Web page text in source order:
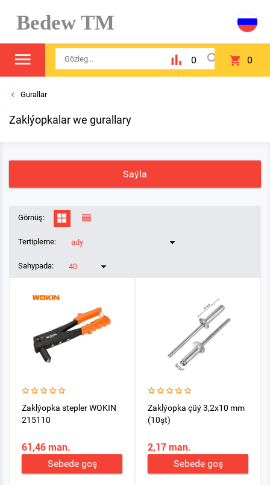
Bedew TM
0 0
Gurallar
Zaklýopkalar we gurallary
Saýla
Görnüş:
Tertipleme: ady
Sahypada: 40
Zaklýopka stepler WOKIN
215110
61,46 man.
Sebede goş
Zaklýopka çüý 3,2x10 mm
(10şt)
2,17 man.
Sebede goş